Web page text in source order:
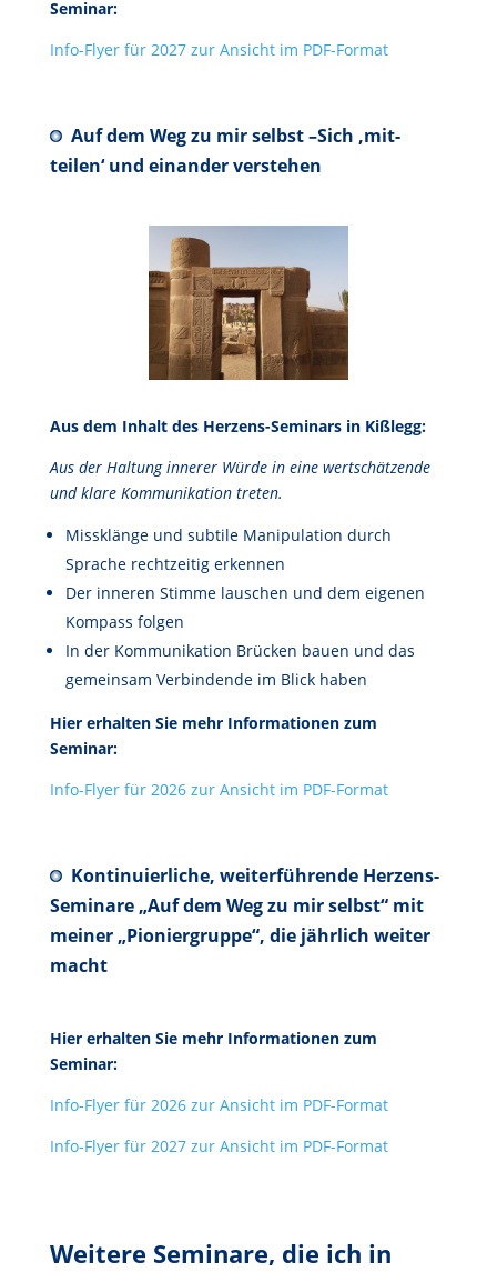
Seminar:
Info-Flyer für 2027 zur Ansicht im PDF-Format
Auf dem Weg zu mir selbst –Sich ‚mit-
teilen‘ und einander verstehen
Aus dem Inhalt des Herzens-Seminars in Kißlegg:
Aus der Haltung innerer Würde in eine wertschätzende
und klare Kommunikation treten.
Missklänge und subtile Manipulation durch
Sprache rechtzeitig erkennen
Der inneren Stimme lauschen und dem eigenen
Kompass folgen
In der Kommunikation Brücken bauen und das
gemeinsam Verbindende im Blick haben
Hier erhalten Sie mehr Informationen zum
Seminar:
Info-Flyer für 2026 zur Ansicht im PDF-Format
Kontinuierliche, weiterführende Herzens-
Seminare „Auf dem Weg zu mir selbst“ mit
meiner „Pioniergruppe“, die jährlich weiter
macht
Hier erhalten Sie mehr Informationen zum
Seminar:
Info-Flyer für 2026 zur Ansicht im PDF-Format
Info-Flyer für 2027 zur Ansicht im PDF-Format
Weitere Seminare, die ich in